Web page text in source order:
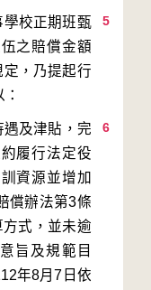
5
之賠償金額
，乃提起行
6
遇及津貼，完
履行法定役
資源並增加
償辦法第3條
式，並未逾
旨及規範目
年8月7日依